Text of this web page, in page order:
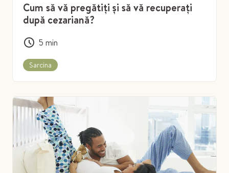
Cum să vă pregătiți și să vă recuperați
după cezariană?
5 min
Sarcina